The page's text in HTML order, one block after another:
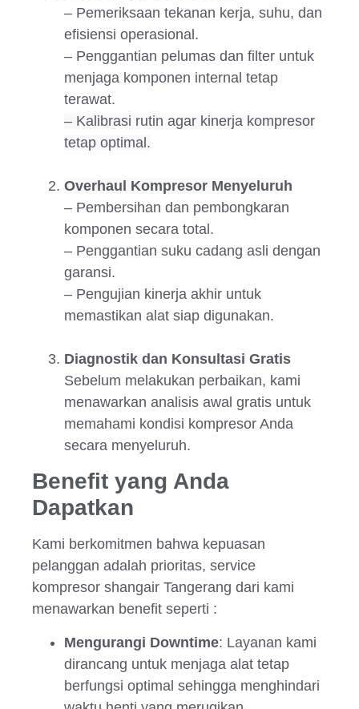
– Pemeriksaan tekanan kerja, suhu, dan
efisiensi operasional.
– Penggantian pelumas dan filter untuk
menjaga komponen internal tetap
terawat.
– Kalibrasi rutin agar kinerja kompresor
tetap optimal.
Overhaul Kompresor Menyeluruh
– Pembersihan dan pembongkaran
komponen secara total.
– Penggantian suku cadang asli dengan
garansi.
– Pengujian kinerja akhir untuk
memastikan alat siap digunakan.
Diagnostik dan Konsultasi Gratis
Sebelum melakukan perbaikan, kami
menawarkan analisis awal gratis untuk
memahami kondisi kompresor Anda
secara menyeluruh.
Benefit yang Anda
Dapatkan
Kami berkomitmen bahwa kepuasan
pelanggan adalah prioritas, service
kompresor shangair Tangerang dari kami
menawarkan benefit seperti :
Mengurangi Downtime: Layanan kami
dirancang untuk menjaga alat tetap
berfungsi optimal sehingga menghindari